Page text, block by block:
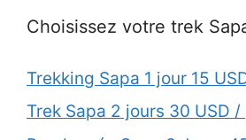
Choisissez votre trek
Trekking Sapa 1 jour 15
Trek Sapa 2 jours 30 USD